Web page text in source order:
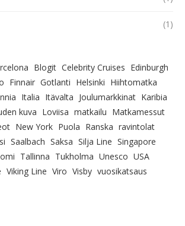
(1)
Blogit Celebrity Cruises Edinburgh
Finnair Gotlanti Helsinki Hiihtomatka
Italia Itävalta Joulumarkkinat Karibia
kuva Loviisa matkailu Matkamessut
New York Puola Ranska ravintolat
Saalbach Saksa Silja Line Singapore
Tallinna Tukholma Unesco USA
Viking Line Viro Visby vuosikatsaus